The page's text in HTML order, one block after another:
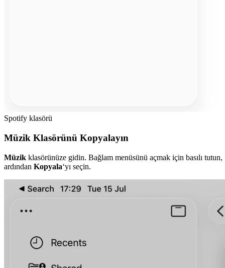
Spotify klasörü
Müzik Klasörünü Kopyalayın
Müzik klasörünüze gidin. Bağlam menüsünü açmak için basılı tutun,
ardından Kopyala‘yı seçin.